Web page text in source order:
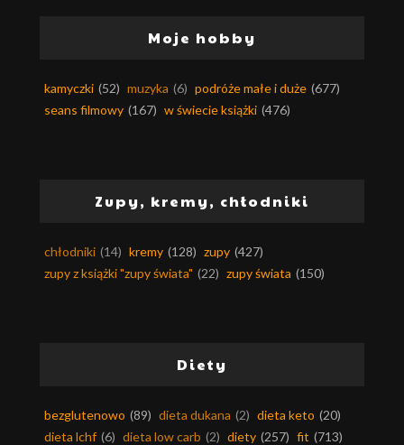
Moje hobby
kamyczki (52) muzyka (6) podróże małe i duże (677)
seans filmowy (167) w świecie książki (476)
Zupy, kremy, chłodniki
chłodniki (14) kremy (128) zupy (427)
zupy z książki "zupy świata" (22) zupy świata (150)
Diety
bezglutenowo (89) dieta dukana (2) dieta keto (20)
dieta lchf (6) dieta low carb (2) diety (257) fit (713)